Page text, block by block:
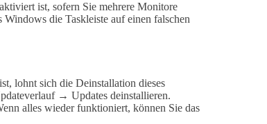
ist, sofern Sie mehrere Monitore
die Taskleiste auf einen falschen
lohnt sich die Deinstallation dieses
→ Updates deinstallieren.
alles wieder funktioniert, können Sie das